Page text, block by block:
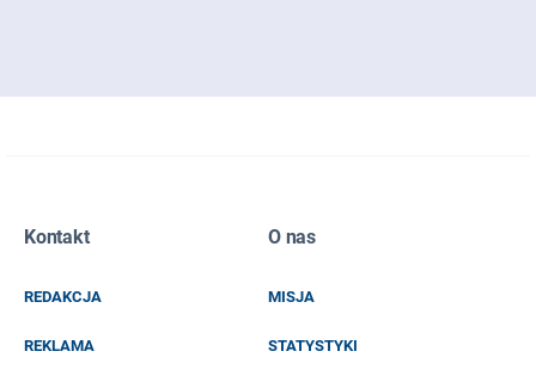
EMAIL
Kontakt
REDAKCJA
REKLAMA
O nas
MISJA
STATYSTYKI